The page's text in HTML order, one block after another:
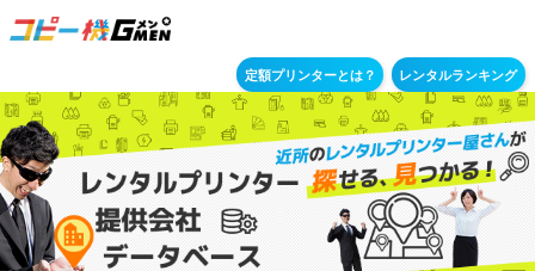
定額プリンターとは？ レンタルランキング